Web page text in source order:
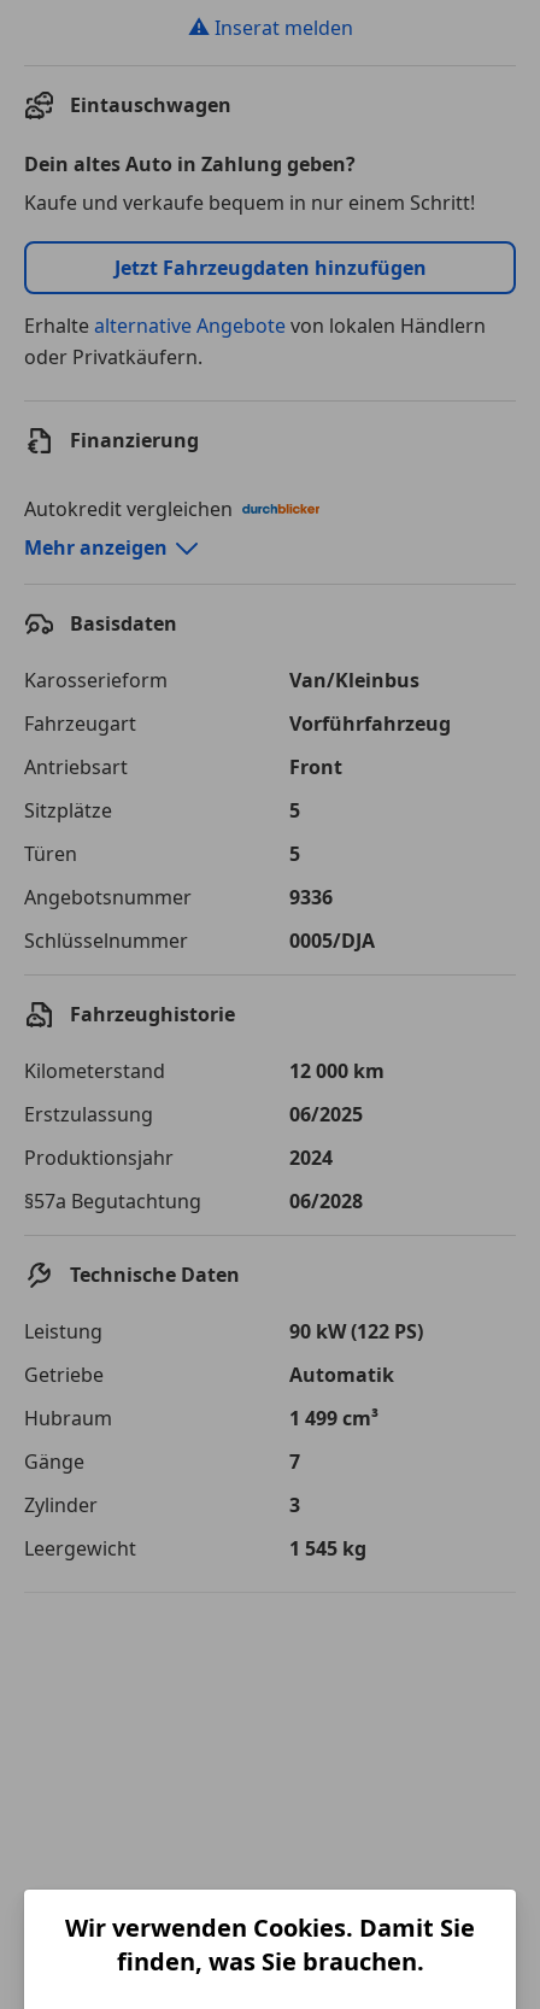
⚠ Inserat melden
Eintauschwagen
Dein altes Auto in Zahlung geben?
Kaufe und verkaufe bequem in nur einem Schritt!
Jetzt Fahrzeugdaten hinzufügen
Erhaltealternative Angebotevon lokalen Händlern
oder Privatkäufern.
Finanzierung
Autokredit vergleichen
Autokredit-Rechner von durchblicker.at
Laufzeit
120 Monate
Kreditbetrag
€ 35 900,-
Zu zahlender
Gesamtbetrag
€ 50 576,-
Einberechnete Gebühren
€ 0,-
Effektivzinsatz
7,50 %
von der von Ihnen gewählten Bank. Rückzahlungszeitraum 1-10
Mehr anzeigen
Basisdaten
Karosserieform
Van/Kleinbus
Fahrzeugart
Vorführfahrzeug
Antriebsart
Front
Sitzplätze
5
Türen
5
Angebotsnummer
9336
Schlüsselnummer
0005/DJA
Fahrzeughistorie
Kilometerstand
12 000 km
Erstzulassung
06/2025
Produktionsjahr
2024
§57a Begutachtung
06/2028
Technische Daten
Leistung
90 kW (122 PS)
Getriebe
Automatik
Hubraum
1 499 cm³
Gänge
7
Zylinder
3
Leergewicht
1 545 kg
Wir verwenden Cookies. Damit Sie
finden, was Sie brauchen.